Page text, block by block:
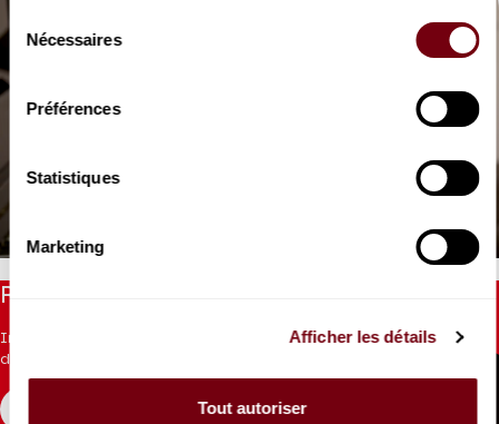
consentement
Nécessaires
Préférences
Statistiques
Marketing
Afficher les détails
Tout autoriser
Nelson Goerner
Restez informés
Inscrivez-vous à la newsletter pour recevoir les informations
du Théâtre.